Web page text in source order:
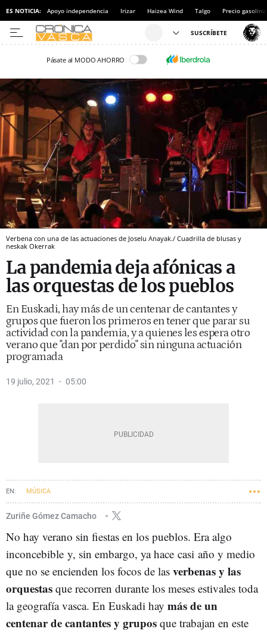
ES NOTICIA: Apoyo independencia Irizar Haizea Wind Talgo Precio gasolina
Pásate al MODO AHORRO
Verbena con una de las actuaciones de Joselu Anayak./ Cuadrilla de blusas y
neskak Okerrak
La pandemia deja afónicas a
las orquestas de los pueblos
En Euskadi, hay más de un centenar de cantantes y
grupos que fueron los primeros en tener que parar su
actividad con la pandemia, y a quienes les espera otro
verano que "dan por perdido" sin ninguna actuación
programada
19 julio, 2021 05:00
MÚSICA
Zuriñe Gómez Camacho
No hay verano sin fiestas en los pueblos. Era algo
inconcebible y, sin embargo, ya hace casi año y medio
que no se encienden los focos de las verbenas y las
orquestas que recorren durante los meses estivales toda
la geografía vasca. En Euskadi hay más de un
centenar de cantantes y grupos que trabajan en este